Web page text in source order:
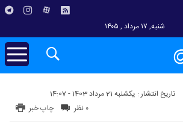
شنبه, ۱۷ مرداد , ۱۴۰۵
تاریخ انتشار : یکشنبه 21 مرداد 1403 - 14:07
چاپ خبر ۰ نظر